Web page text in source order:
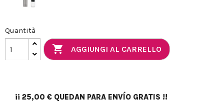
Quantità
 AGGIUNGI AL CARRELLO
¡¡ 25,00 € QUEDAN PARA ENVÍO GRATIS !!